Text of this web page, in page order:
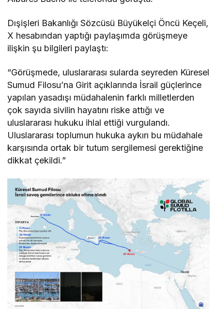
Dışişleri Bakanlığı Sözcüsü Büyükelçi Öncü Keçeli,
X hesabından yaptığı paylaşımda görüşmeye
ilişkin şu bilgileri paylaştı:
“Görüşmede, uluslararası sularda seyreden Küresel
Sumud Filosu’na Girit açıklarında İsrail güçlerince
yapılan yasadışı müdahalenin farklı milletlerden
çok sayıda sivilin hayatını riske attığı ve
uluslararası hukuku ihlal ettiği vurgulandı.
Uluslararası toplumun hukuka aykırı bu müdahale
karşısında ortak bir tutum sergilemesi gerektiğine
dikkat çekildi.”